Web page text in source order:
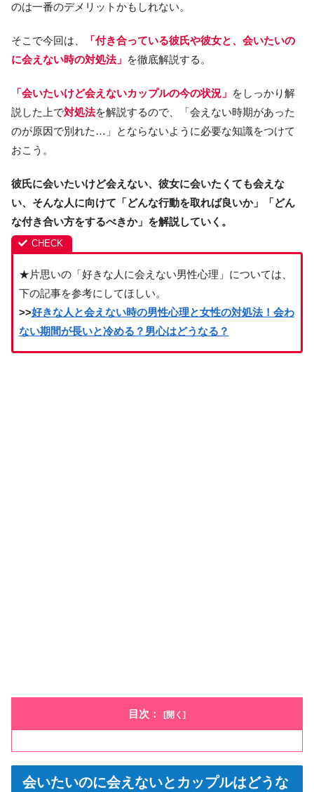
のは一番のデメリットかもしれない。
そこで今回は、
「付き合っている彼氏や彼女と、会いたいの
に会えない時の対処法」 を徹底解説する。
「会いたいけど会えないカップルの今の状況」 をしっかり解
説した上で対処法を解説するので、「会えない時期があった
のが原因で別れた…」とならないように必要な知識をつけて
おこう。
彼氏に会いたいけど会えない、彼女に会いたくても会えな
い、そんな人に向けて「どんな行動を取れば良いか」「どん
な付き合い方をするべきか」を解説していく。
★片思いの「好きな人に会えない男性心理」については、
下の記事を参考にしてほしい。
>>好きな人と会えない時の男性心理と女性の対処法！会わ
ない期間が長いと冷める？男心はどうなる？
目次：
会いたいのに会えないとカップルはどうな